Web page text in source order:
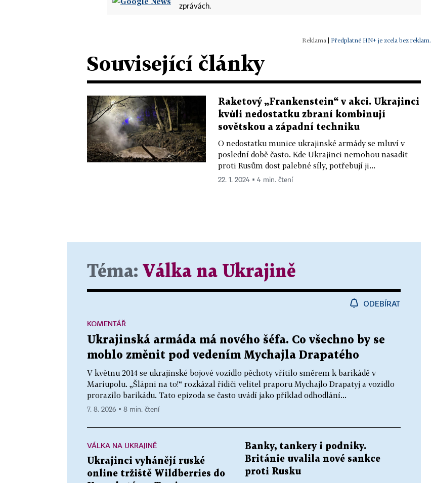
zprávách.
| Předplatné HN+ je zcela bez reklam.
Související články
Raketový „Frankenstein“ v akci. Ukrajinci
kvůli nedostatku zbraní kombinují
sovětskou a západní techniku
O nedostatku munice ukrajinské armády se mluví v
poslední době často. Kde Ukrajinci nemohou nasadit
proti Rusům dost palebné síly, potřebují ji...
22. 1. 2024 ▪ 4 min. čtení
Téma: Válka na Ukrajině
ODEBÍRAT
Ukrajinská armáda má nového šéfa. Co všechno by se
mohlo změnit pod vedením Mychajla Drapatého
V květnu 2014 se ukrajinské bojové vozidlo pěchoty vřítilo směrem k barikádě v
Mariupolu. „Šlápni na to!“ rozkázal řidiči velitel praporu Mychajlo Drapatyj a vozidlo
prorazilo barikádu. Tato epizoda se často uvádí jako příklad odhodlání...
KOMENTÁŘ
7. 8. 2026 ▪ 8 min. čtení
VÁLKA NA UKRAJINĚ
Ukrajinci vyhánějí ruské
online tržiště Wildberries do
Banky, tankery i podniky.
Británie uvalila nové sankce
proti Rusku